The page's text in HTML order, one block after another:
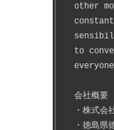
other
to
会社概要
・株式
・徳島県